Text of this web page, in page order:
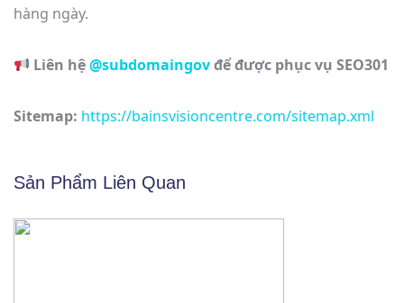
hàng ngày.
Liên hệ@subdomaingovđể được phục vụ SEO301
Sitemap: https://bainsvisioncentre.com/sitemap.xml
Sản Phẩm Liên Quan